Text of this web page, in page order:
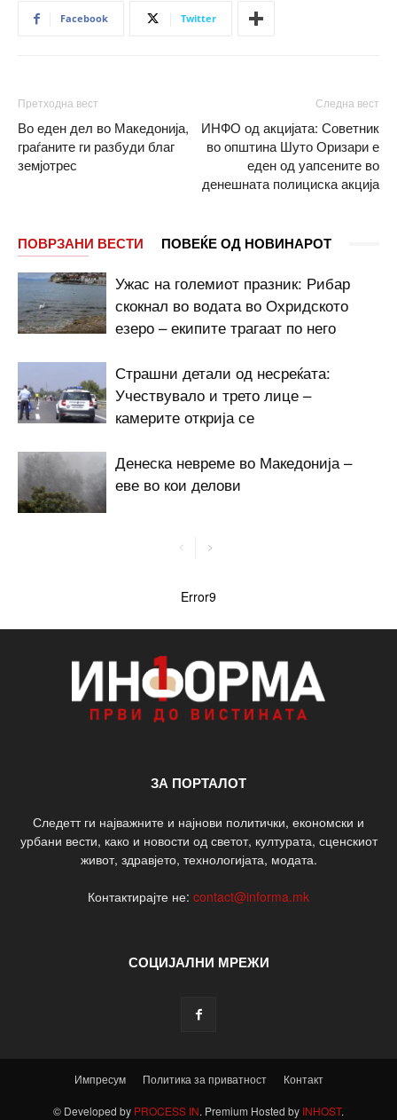
Facebook Twitter
Претходна вест
Во еден дел во Македонија,
граѓаните ги разбуди благ
земјотрес
Следна вест
ИНФО од акцијата: Советник
во општина Шуто Оризари е
еден од уапсените во
денешната полициска акција
ПОВРЗАНИ ВЕСТИ ПОВЕЌЕ ОД НОВИНАРОТ
Ужас на големиот празник: Рибар
скокнал во водата во Охридското
езеро – екипите трагаат по него
Страшни детали од несреќата:
Учествувало и трето лице –
камерите открија се
Денеска невреме во Македонија –
еве во кои делови
Error9
ЗА ПОРТАЛОТ
Следетт ги најважните и најнови политички, економски и
урбани вести, како и новости од светот, културата, сценскиот
живот, здравјето, технологијата, модата.
Контактирајте не: contact@informa.mk
СОЦИЈАЛНИ МРЕЖИ
Импресум Политика за приватност Контакт
© Developed by PROCESS IN. Premium Hosted by INHOST.